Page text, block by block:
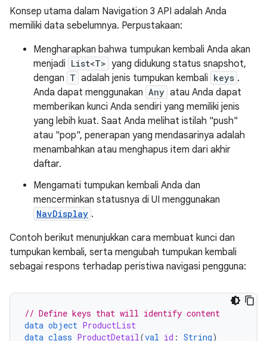
Konsep utama dalam Navigation 3 API adalah Anda
memiliki data sebelumnya. Perpustakaan:
Mengharapkan bahwa tumpukan kembali Anda akan
menjadi List<T> yang didukung status snapshot,
dengan T adalah jenis tumpukan kembali keys .
Anda dapat menggunakan Any atau Anda dapat
memberikan kunci Anda sendiri yang memiliki jenis
yang lebih kuat. Saat Anda melihat istilah "push"
atau "pop", penerapan yang mendasarinya adalah
menambahkan atau menghapus item dari akhir
daftar.
Mengamati tumpukan kembali Anda dan
mencerminkan statusnya di UI menggunakan
NavDisplay .
Contoh berikut menunjukkan cara membuat kunci dan
tumpukan kembali, serta mengubah tumpukan kembali
sebagai respons terhadap peristiwa navigasi pengguna:
// Define keys that will identify content
data object ProductList
data class ProductDetail(val id : String)